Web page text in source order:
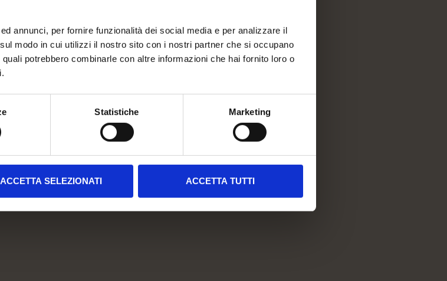
annunci, per fornire funzionalità dei social media e per analizzare il
modo in cui utilizzi il nostro sito con i nostri partner che si occupano
potrebbero combinarle con altre informazioni che hai fornito loro o
Statistiche Marketing
ACCETTA SELEZIONATI ACCETTA TUTTI
BERLIN, MODERSOHNSTRABE 35-45
BUY TICKET